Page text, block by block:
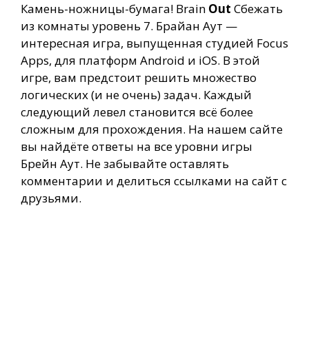
Камень-ножницы-бумага! Brain Out Сбежать
из комнаты уровень 7. Брайан Аут —
интересная игра, выпущенная студией Focus
Apps, для платформ Android и iOS. В этой
игре, вам предстоит решить множество
логических (и не очень) задач. Каждый
следующий левел становится всё более
сложным для прохождения. На нашем сайте
вы найдёте ответы на все уровни игры
Брейн Аут. Не забывайте оставлять
комментарии и делиться ссылками на сайт с
друзьями.